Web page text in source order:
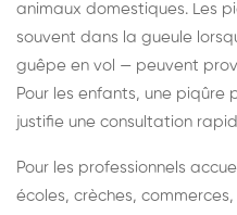
animaux domestiques. Les
souvent dans la gueule
guêpe en vol — peuvent
Pour les enfants, une
justifie une consultation
Pour les professionnels
écoles, crèches,